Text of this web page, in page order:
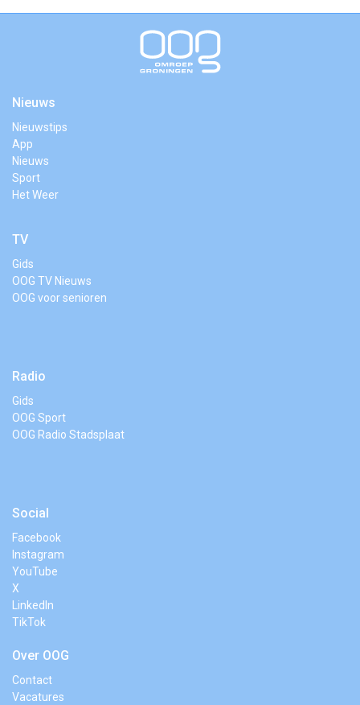
Nieuws
Nieuwstips
App
Nieuws
Sport
Het Weer
TV
Gids
OOG TV Nieuws
OOG voor senioren
Radio
Gids
OOG Sport
OOG Radio Stadsplaat
Social
Facebook
Instagram
YouTube
X
LinkedIn
TikTok
Over OOG
Contact
Vacatures